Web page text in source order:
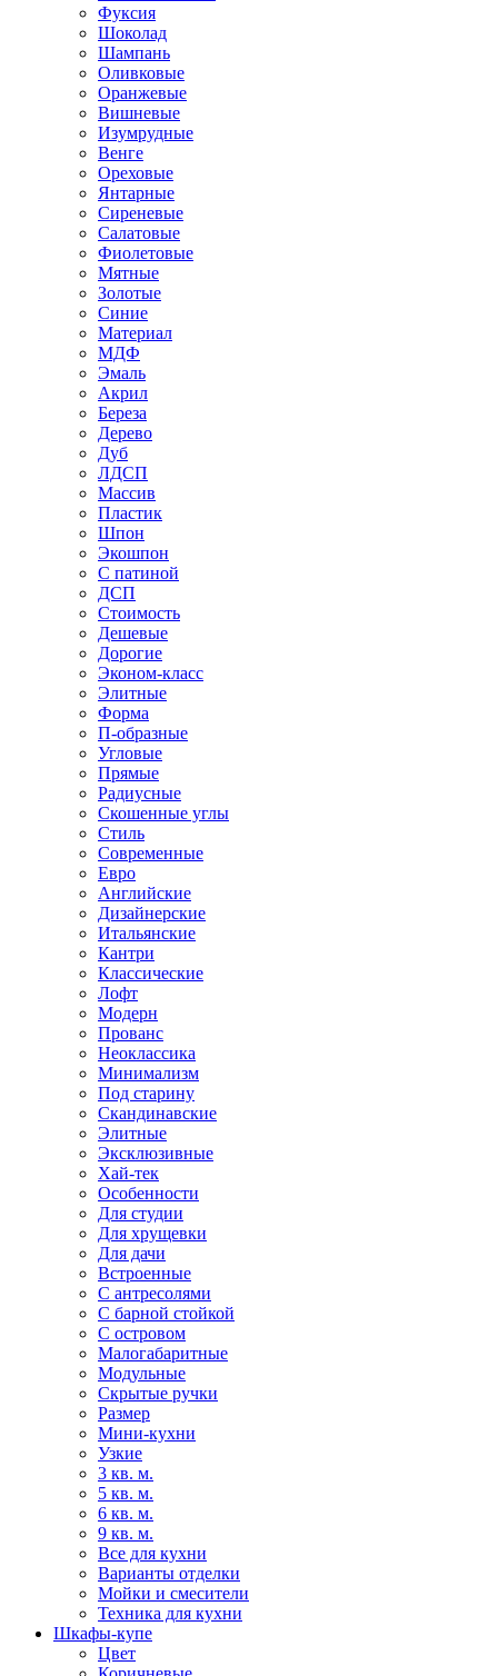
Фуксия
Шоколад
Шампань
Оливковые
Оранжевые
Вишневые
Изумрудные
Венге
Ореховые
Янтарные
Сиреневые
Салатовые
Фиолетовые
Мятные
Золотые
Синие
Материал
МДФ
Эмаль
Акрил
Береза
Дерево
Дуб
ЛДСП
Массив
Пластик
Шпон
Экошпон
С патиной
ДСП
Стоимость
Дешевые
Дорогие
Эконом-класс
Элитные
Форма
П-образные
Угловые
Прямые
Радиусные
Скошенные углы
Стиль
Современные
Евро
Английские
Дизайнерские
Итальянские
Кантри
Классические
Лофт
Модерн
Прованс
Неоклассика
Минимализм
Под старину
Скандинавские
Элитные
Эксклюзивные
Хай-тек
Особенности
Для студии
Для хрущевки
Для дачи
Встроенные
С антресолями
С барной стойкой
С островом
Малогабаритные
Модульные
Скрытые ручки
Размер
Мини-кухни
Узкие
3 кв. м.
5 кв. м.
6 кв. м.
9 кв. м.
Все для кухни
Варианты отделки
Мойки и смесители
Техника для кухни
Шкафы-купе
Цвет